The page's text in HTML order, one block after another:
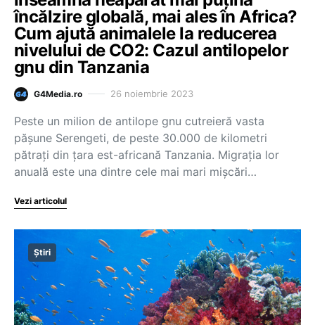
încălzire globală, mai ales în Africa?
Cum ajută animalele la reducerea
nivelului de CO2: Cazul antilopelor
gnu din Tanzania
G4Media.ro 26 noiembrie 2023
Peste un milion de antilope gnu cutreieră vasta
pășune Serengeti, de peste 30.000 de kilometri
pătrați din țara est-africană Tanzania. Migrația lor
anuală este una dintre cele mai mari mișcări…
Vezi articolul
Știri